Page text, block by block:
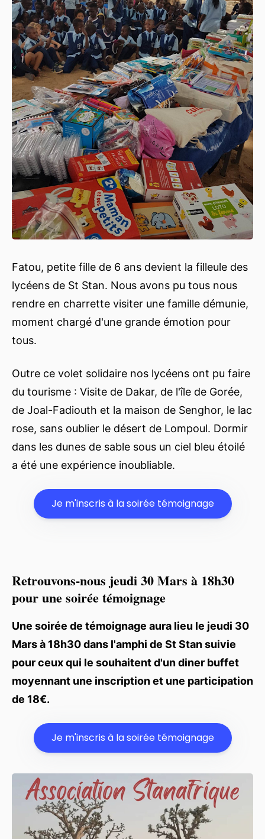
Fatou, petite fille de 6 ans devient la filleule des
lycéens de St Stan. Nous avons pu tous nous
rendre en charrette visiter une famille démunie,
moment chargé d'une grande émotion pour
tous.
Outre ce volet solidaire nos lycéens ont pu faire
du tourisme : Visite de Dakar, de l'île de Gorée,
de Joal-Fadiouth et la maison de Senghor, le lac
rose, sans oublier le désert de Lompoul. Dormir
dans les dunes de sable sous un ciel bleu étoilé
a été une expérience inoubliable.
Je m'inscris à la soirée témoignage
Retrouvons-nous jeudi 30 Mars à 18h30
pour une soirée témoignage
Une soirée de témoignage aura lieu le jeudi 30
Mars à 18h30 dans l'amphi de St Stan suivie
pour ceux qui le souhaitent d'un diner buffet
moyennant une inscription et une participation
de 18€.
Je m'inscris à la soirée témoignage